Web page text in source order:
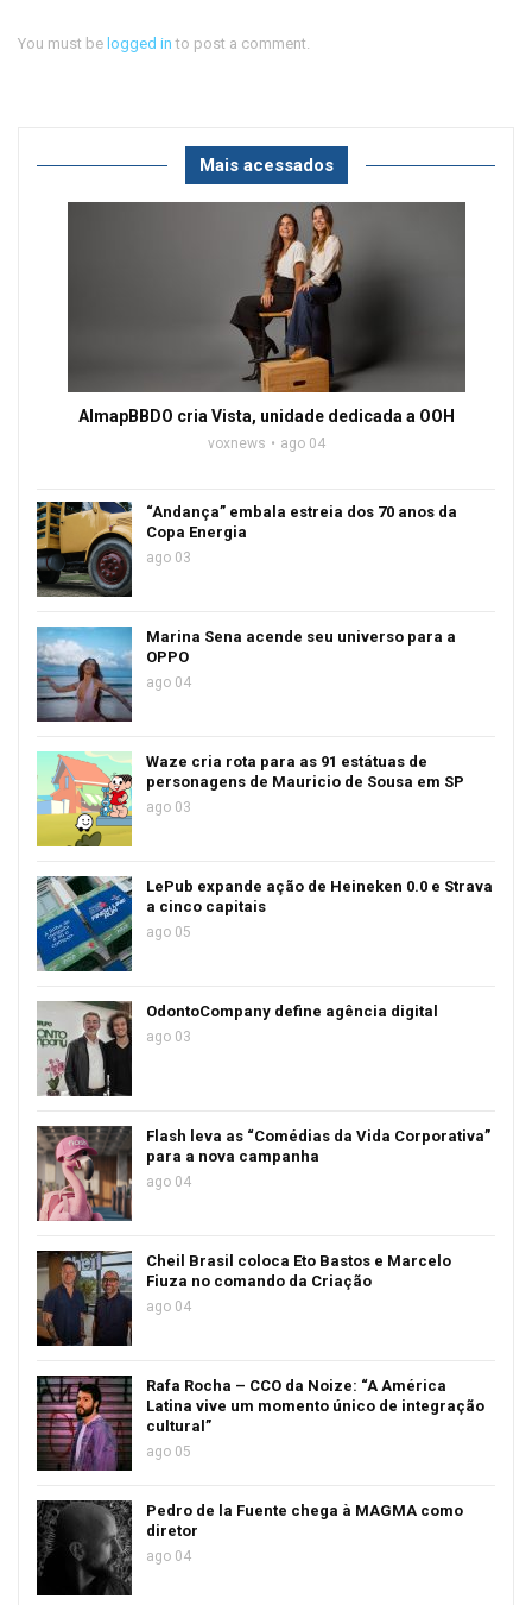
You must be logged in to post a comment.
Mais acessados
AlmapBBDO cria Vista, unidade dedicada a OOH
voxnews ago 04
“Andança” embala estreia dos 70 anos da
Copa Energia
ago 03
Marina Sena acende seu universo para a
OPPO
ago 04
Waze cria rota para as 91 estátuas de
personagens de Mauricio de Sousa em SP
ago 03
LePub expande ação de Heineken 0.0 e Strava
a cinco capitais
ago 05
OdontoCompany define agência digital
ago 03
Flash leva as “Comédias da Vida Corporativa”
para a nova campanha
ago 04
Cheil Brasil coloca Eto Bastos e Marcelo
Fiuza no comando da Criação
ago 04
Rafa Rocha – CCO da Noize: “A América
Latina vive um momento único de integração
cultural”
ago 05
Pedro de la Fuente chega à MAGMA como
diretor
ago 04